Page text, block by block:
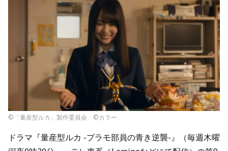
©︎「量産型ルカ」製作委員会 ©︎カラー
ドラマ『量産型ルカ -プラモ部員の青き逆襲-』（毎週木曜